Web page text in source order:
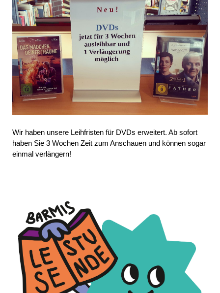
Wir haben unsere Leihfristen für DVDs erweitert. Ab sofort
haben Sie 3 Wochen Zeit zum Anschauen und können sogar
einmal verlängern!